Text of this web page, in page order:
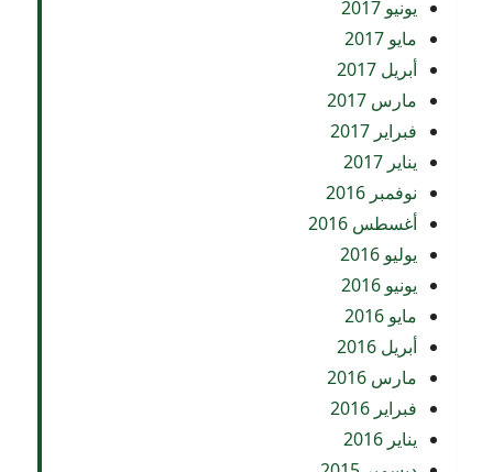
يونيو 2017
مايو 2017
أبريل 2017
مارس 2017
فبراير 2017
يناير 2017
نوفمبر 2016
أغسطس 2016
يوليو 2016
يونيو 2016
مايو 2016
أبريل 2016
مارس 2016
فبراير 2016
يناير 2016